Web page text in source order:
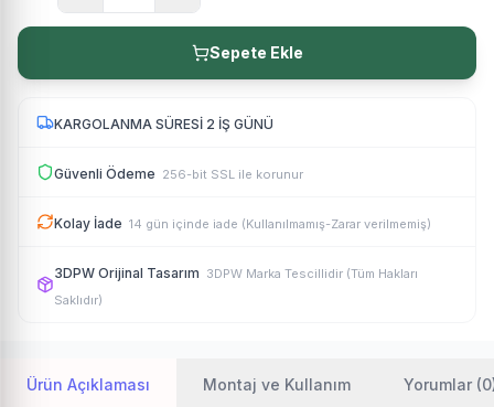
Sepete Ekle
KARGOLANMA SÜRESİ 2 İŞ GÜNÜ
Güvenli Ödeme 256-bit SSL ile korunur
Kolay İade 14 gün içinde iade (Kullanılmamış-Zarar verilmemiş)
3DPW Orijinal Tasarım 3DPW Marka Tescillidir (Tüm Hakları
Saklıdır)
Ürün Açıklaması Montaj ve Kullanım Yorumlar